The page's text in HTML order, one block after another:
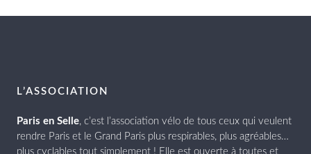
L’ASSOCIATION
Paris en Selle, c’est l’association vélo de tous ceux qui veulent
rendre Paris et le Grand Paris plus respirables, plus agréables…
plus cyclables tout simplement ! Elle est ouverte à toutes et